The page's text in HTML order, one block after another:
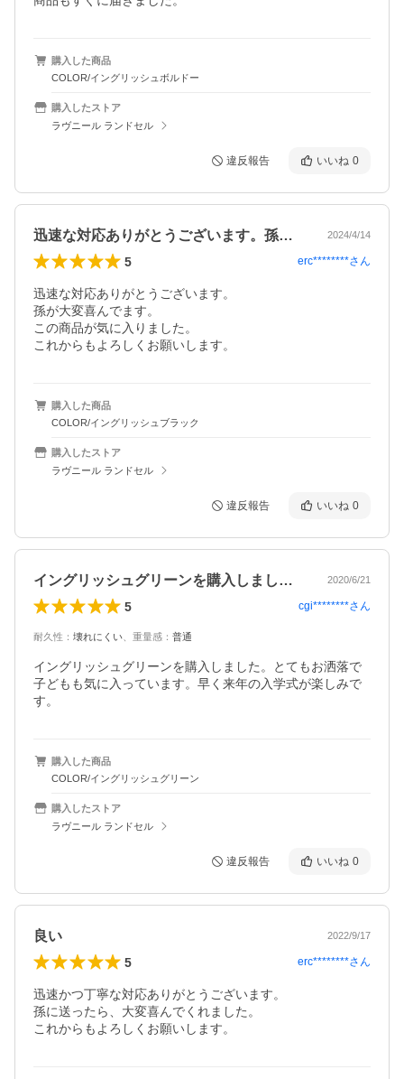
購入した商品
COLOR/イングリッシュボルドー
購入したストア
ラヴニール ランドセル
違反報告 いいね 0
迅速な対応ありがとうございます。孫が大… 2024/4/14
5 erc********さん
迅速な対応ありがとうございます。
孫が大変喜んでます。
この商品が気に入りました。
これからもよろしくお願いします。
購入した商品
COLOR/イングリッシュブラック
購入したストア
ラヴニール ランドセル
違反報告 いいね 0
イングリッシュグリーンを購入しました。… 2020/6/21
5 cgi********さん
耐久性 ： 壊れにくい 重量感 ： 普通
イングリッシュグリーンを購入しました。とてもお洒落で
子どもも気に入っています。早く来年の入学式が楽しみで
す。
購入した商品
COLOR/イングリッシュグリーン
購入したストア
ラヴニール ランドセル
違反報告 いいね 0
良い 2022/9/17
5 erc********さん
迅速かつ丁寧な対応ありがとうございます。
孫に送ったら、大変喜んでくれました。
これからもよろしくお願いします。